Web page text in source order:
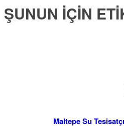
ŞUNUN IÇIN
Maltepe Su